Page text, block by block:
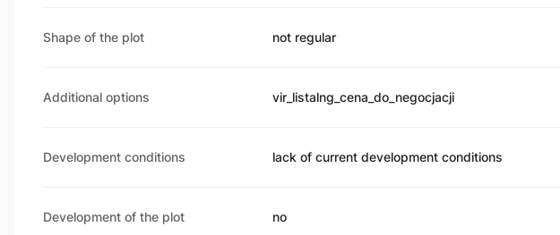
Shape of the plot not regular
Additional options vir_listalng_cena_do_negocjacji
Development conditions lack of current development conditions
Development of the plot no